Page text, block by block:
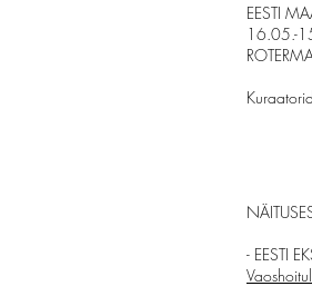
EESTI
16.05.-
- EESTI